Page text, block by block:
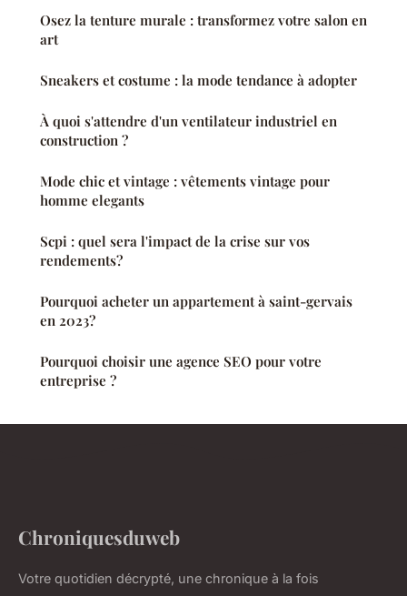
Osez la tenture murale : transformez votre salon en
art
Sneakers et costume : la mode tendance à adopter
À quoi s'attendre d'un ventilateur industriel en
construction ?
Mode chic et vintage : vêtements vintage pour
homme elegants
Scpi : quel sera l'impact de la crise sur vos
rendements?
Pourquoi acheter un appartement à saint-gervais
en 2023?
Pourquoi choisir une agence SEO pour votre
entreprise ?
Chroniquesduweb
Votre quotidien décrypté, une chronique à la fois